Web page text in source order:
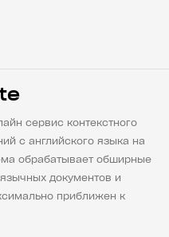
сервис контекстного
с английского языка на
обрабатывает обширные
документов и
приближен к